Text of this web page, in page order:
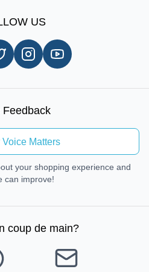
US
Feedback
Voice Matters
your shopping experience and
can improve!
coup de main?